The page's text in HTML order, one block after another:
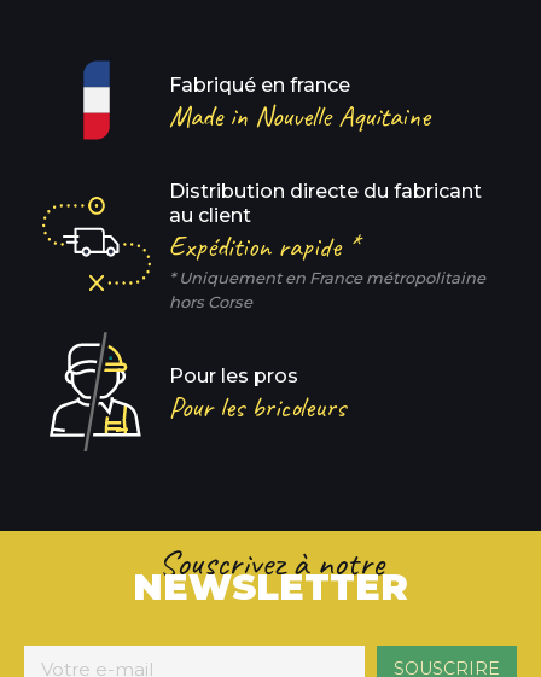
Fabriqué en france
Made in Nouvelle Aquitaine
Distribution directe du fabricant
au client
Expédition rapide *
* Uniquement en France métropolitaine
hors Corse
Pour les pros
Pour les bricoleurs
Souscrivez à notre
NEWSLETTER